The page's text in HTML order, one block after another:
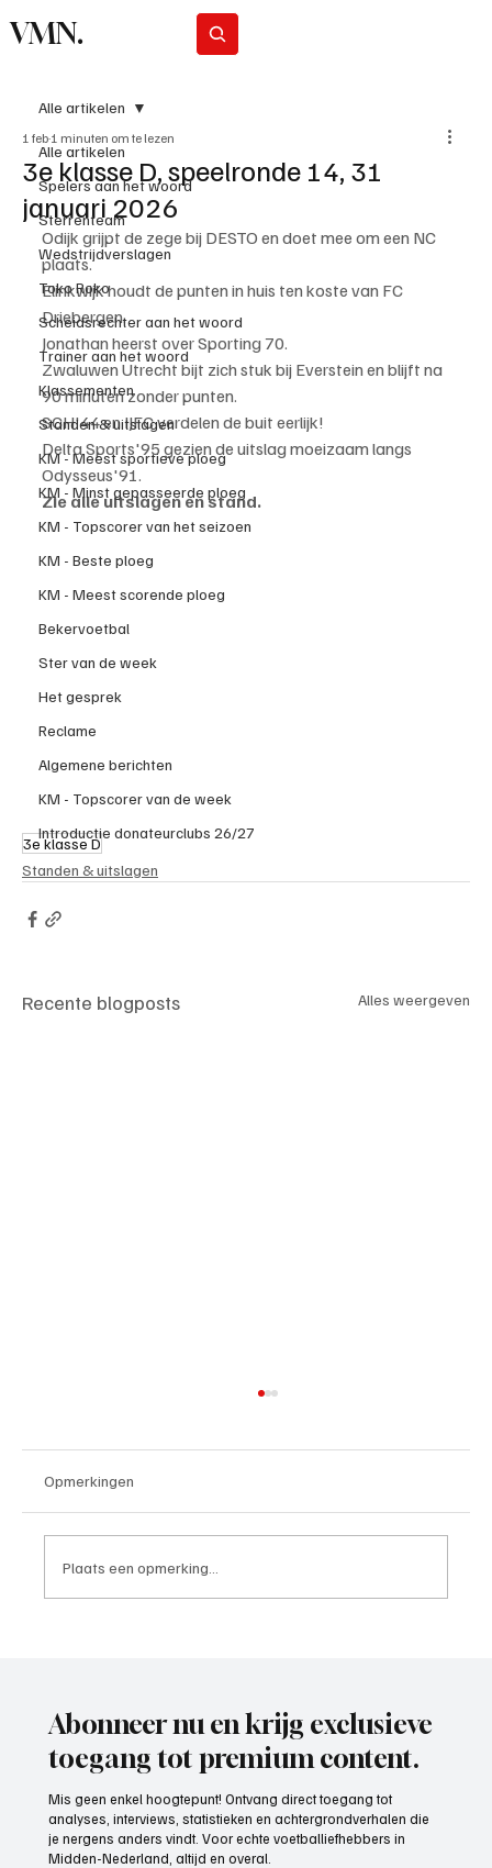
VMN.
Alle artikelen
Spelers aan het woord
Sterrenteam
Wedstrijdverslagen
Toko Roko
Scheidsrechter aan het woord
Trainer aan het woord
Klassementen
Standen & uitslagen
KM - Meest sportieve ploeg
KM - Minst gepasseerde ploeg
KM - Topscorer van het seizoen
KM - Beste ploeg
KM - Meest scorende ploeg
Bekervoetbal
Ster van de week
Het gesprek
Reclame
Algemene berichten
KM - Topscorer van de week
Introductie donateurclubs 26/27
Alle artikelen
3e klasse D, speelronde 14, 31
januari 2026
1 feb 1 minuten om te lezen
Odijk grijpt de zege bij DESTO en doet mee om een NC
plaats.
Elinkwijk houdt de punten in huis ten koste van FC
Driebergen.
Jonathan heerst over Sporting 70.
Zwaluwen Utrecht bijt zich stuk bij Everstein en blijft na
90 minuten zonder punten.
SCH'44 en IJFC verdelen de buit eerlijk!
Delta Sports'95 gezien de uitslag moeizaam langs
Odysseus'91.
Zie alle uitslagen en stand.
3e klasse D
Standen & uitslagen
Recente blogposts Alles weergeven
Opmerkingen
Plaats een opmerking...
Abonneer nu en krijg exclusieve
toegang tot premium content.
Mis geen enkel hoogtepunt! Ontvang direct toegang tot
analyses, interviews, statistieken en achtergrondverhalen die
je nergens anders vindt. Voor echte voetballiefhebbers in
Midden-Nederland, altijd en overal.